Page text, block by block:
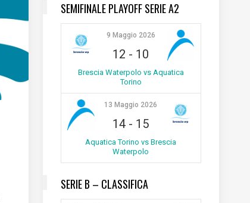
SEMIFINALE PLAYOFF SERIE A2
9 Maggio 2026
12 - 10
Brescia Waterpolo vs Aquatica
Torino
13 Maggio 2026
14 - 15
Aquatica Torino vs Brescia
Waterpolo
SERIE B – CLASSIFICA